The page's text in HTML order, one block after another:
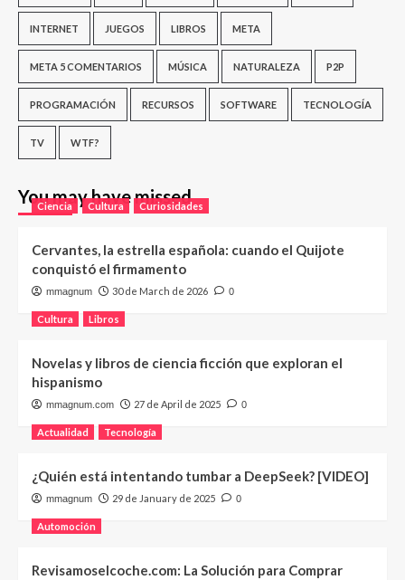
INTERNET JUEGOS LIBROS META
META 5 COMENTARIOS MÚSICA NATURALEZA P2P
PROGRAMACIÓN RECURSOS SOFTWARE TECNOLOGÍA
TV WTF?
You may have missed
Ciencia Cultura Curiosidades
Cervantes, la estrella española: cuando el Quijote
conquistó el firmamento
mmagnum 30 de March de 2026 0
Cultura Libros
Novelas y libros de ciencia ficción que exploran el
hispanismo
mmagnum.com 27 de April de 2025 0
Actualidad Tecnología
¿Quién está intentando tumbar a DeepSeek? [VIDEO]
mmagnum 29 de January de 2025 0
Automoción
Revisamoselcoche.com: La Solución para Comprar